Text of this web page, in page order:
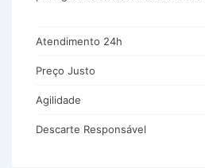
Atendimento 24h
Preço Justo
Agilidade
Descarte Responsável